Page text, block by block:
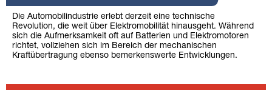
Die Automobilindustrie erlebt derzeit eine technische
Revolution, die weit über Elektromobilität hinausgeht. Während
sich die Aufmerksamkeit oft auf Batterien und Elektromotoren
richtet, vollziehen sich im Bereich der mechanischen
Kraftübertragung ebenso bemerkenswerte Entwicklungen.